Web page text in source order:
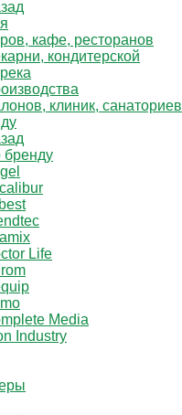
кафе, ресторанов
кондитерской
клиник, санаториев
бренду
Life
Media
Industry